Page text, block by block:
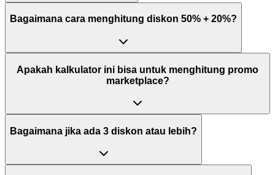
Bagaimana cara menghitung diskon 50% + 20%?
Apakah kalkulator ini bisa untuk menghitung promo
marketplace?
Bagaimana jika ada 3 diskon atau lebih?